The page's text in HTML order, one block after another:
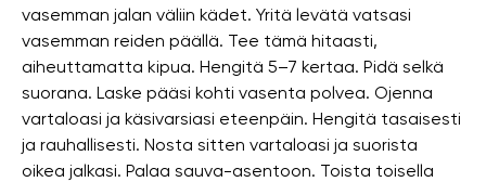
vasemman jalan väliin kädet. Yritä levätä vatsasi
vasemman reiden päällä. Tee tämä hitaasti,
aiheuttamatta kipua. Hengitä 5–7 kertaa. Pidä selkä
suorana. Laske pääsi kohti vasenta polvea. Ojenna
vartaloasi ja käsivarsiasi eteenpäin. Hengitä tasaisesti
ja rauhallisesti. Nosta sitten vartaloasi ja suorista
oikea jalkasi. Palaa sauva-asentoon. Toista toisella